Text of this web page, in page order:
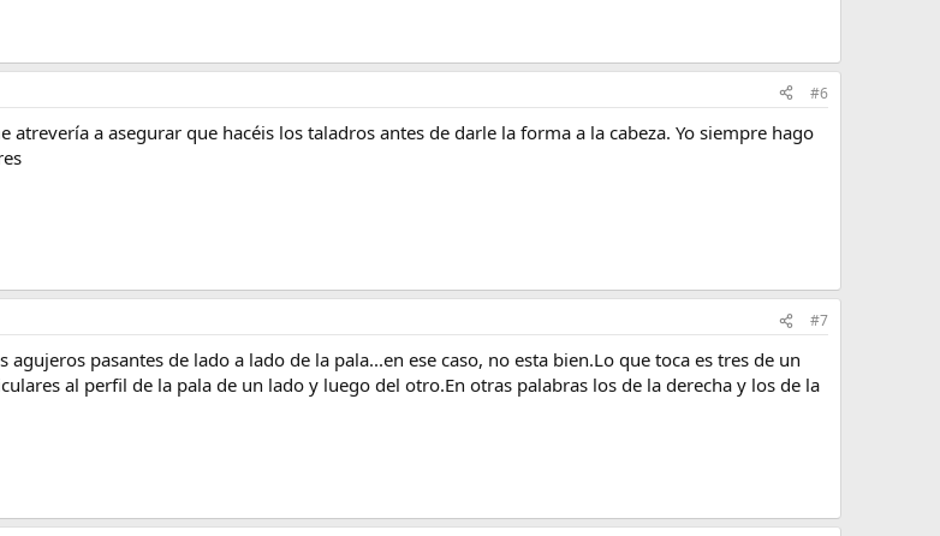
#6
a asegurar que hacéis los taladros antes de darle la forma a la cabeza. Yo siempre hago
#7
pasantes de lado a lado de la pala...en ese caso, no esta bien.Lo que toca es tres de un
al perfil de la pala de un lado y luego del otro.En otras palabras los de la derecha y los de la